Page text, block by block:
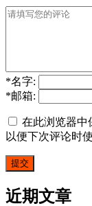
*名字:
*邮箱:
在此浏览器中
以便下次评论时使
近期文章